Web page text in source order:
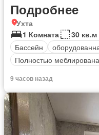
Подробнее
Ухта
1 Комната
30 кв.м
Бассейн
Полностью меблирована
9 часов назад